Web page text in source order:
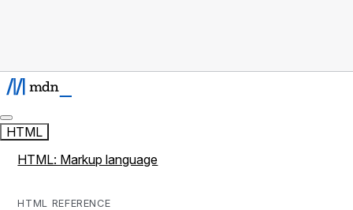
HTML
HTML: Markup language
HTML REFERENCE